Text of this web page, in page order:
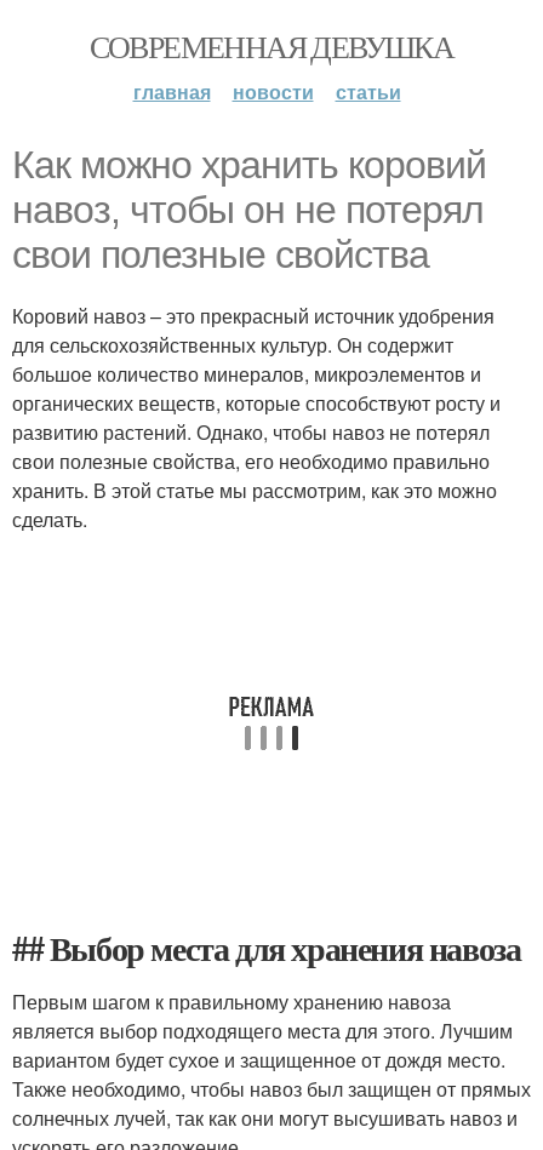
СОВРЕМЕННАЯ ДЕВУШКА
главная новости статьи
Как можно хранить коровий
навоз, чтобы он не потерял
свои полезные свойства
Коровий навоз – это прекрасный источник удобрения
для сельскохозяйственных культур. Он содержит
большое количество минералов, микроэлементов и
органических веществ, которые способствуют росту и
развитию растений. Однако, чтобы навоз не потерял
свои полезные свойства, его необходимо правильно
хранить. В этой статье мы рассмотрим, как это можно
сделать.
## Выбор места для хранения навоза
Первым шагом к правильному хранению навоза
является выбор подходящего места для этого. Лучшим
вариантом будет сухое и защищенное от дождя место.
Также необходимо, чтобы навоз был защищен от прямых
солнечных лучей, так как они могут высушивать навоз и